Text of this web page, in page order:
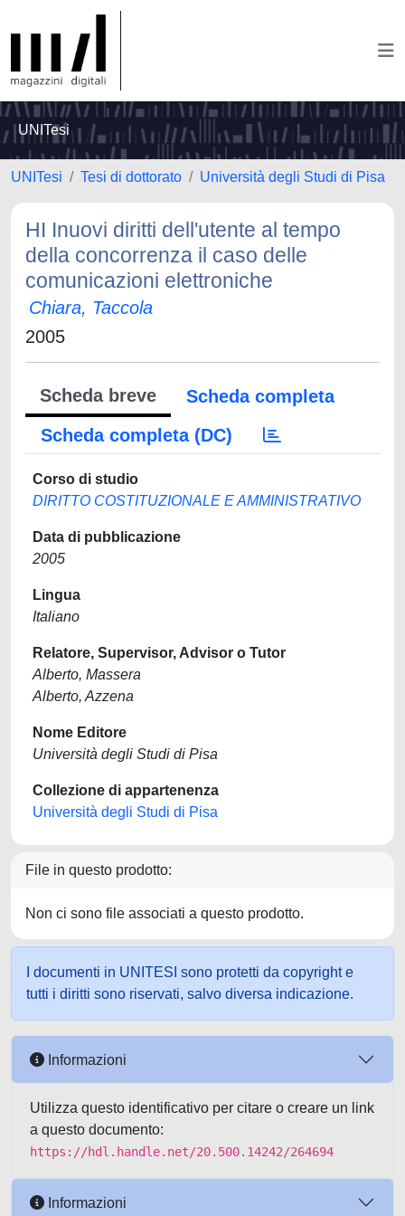
UNITesi
UNITesi Tesi di dottorato Università degli Studi di Pisa
HI Inuovi diritti dell'utente al tempo
della concorrenza il caso delle
comunicazioni elettroniche
Chiara, Taccola
2005
Scheda breve
Scheda completa
Scheda completa (DC)
Corso di studio
DIRITTO COSTITUZIONALE E AMMINISTRATIVO
Data di pubblicazione
2005
Lingua
Italiano
Relatore, Supervisor, Advisor o Tutor
Alberto, Massera
Alberto, Azzena
Nome Editore
Università degli Studi di Pisa
Collezione di appartenenza
Università degli Studi di Pisa
File in questo prodotto:
Non ci sono file associati a questo prodotto.
I documenti in UNITESI sono protetti da copyright e
tutti i diritti sono riservati, salvo diversa indicazione.
Informazioni
Utilizza questo identificativo per citare o creare un link
a questo documento:
https://hdl.handle.net/20.500.14242/264694
Informazioni